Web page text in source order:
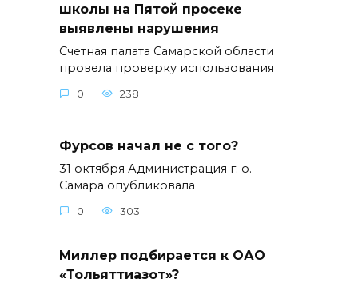
школы на Пятой просеке
выявлены нарушения
Счетная палата Самарской области
провела проверку использования
0 238
Фурсов начал не с того?
31 октября Администрация г. о.
Самара опубликовала
0 303
Миллер подбирается к ОАО
«Тольяттиазот»?